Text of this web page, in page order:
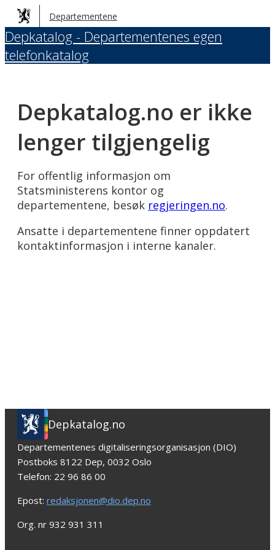
Hopp
til
hovedinnhold
Departementene
Depkatalog - Departementenes egen
telefonkatalog
Depkatalog.no er ikke
lenger tilgjengelig
For offentlig informasjon om
Statsministerens kontor og
departementene, besøk regjeringen.no.
Ansatte i departementene finner oppdatert
kontaktinformasjon i interne kanaler.
Depkatalog.no
Departementenes digitaliseringsorganisasjon (DIO)
Postboks 8122 Dep, 0032 Oslo
Telefon: 22 96 86 00
Epost: redaksjonen@dio.dep.no
Org. nr 932 931 311